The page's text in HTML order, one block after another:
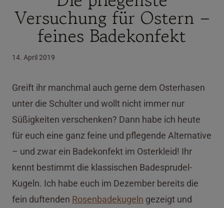
Versuchung für Ostern –
feines Badekonfekt
14. April 2019
Greift ihr manchmal auch gerne dem Osterhasen
unter die Schulter und wollt nicht immer nur
Süßigkeiten verschenken? Dann habe ich heute
für euch eine ganz feine und pflegende Alternative
– und zwar ein Badekonfekt im Osterkleid! Ihr
kennt bestimmt die klassischen Badesprudel-
Kugeln. Ich habe euch im Dezember bereits die
fein duftenden Rosenbadekugeln gezeigt und